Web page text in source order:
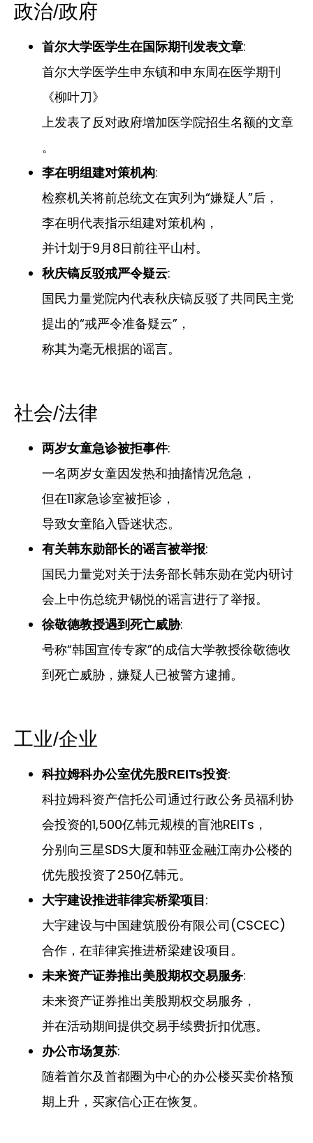
政治/政府
首尔大学医学生在国际期刊发表文章:
首尔大学医学生申东镇和申东周在医学期刊
《柳叶刀》
上发表了反对政府增加医学院招生名额的文章
。
李在明组建对策机构:
检察机关将前总统文在寅列为“嫌疑人”后，
李在明代表指示组建对策机构，
并计划于9月8日前往平山村。
秋庆镐反驳戒严令疑云:
国民力量党院内代表秋庆镐反驳了共同民主党
提出的“戒严令准备疑云”，
称其为毫无根据的谣言。
社会/法律
两岁女童急诊被拒事件:
一名两岁女童因发热和抽搐情况危急，
但在11家急诊室被拒诊，
导致女童陷入昏迷状态。
有关韩东勋部长的谣言被举报:
国民力量党对关于法务部长韩东勋在党内研讨
会上中伤总统尹锡悦的谣言进行了举报。
徐敬德教授遇到死亡威胁:
号称“韩国宣传专家”的成信大学教授徐敬德收
到死亡威胁，嫌疑人已被警方逮捕。
工业/企业
科拉姆科办公室优先股REITs投资:
科拉姆科资产信托公司通过行政公务员福利协
会投资的1,500亿韩元规模的盲池REITs，
分别向三星SDS大厦和韩亚金融江南办公楼的
优先股投资了250亿韩元。
大宇建设推进菲律宾桥梁项目 :
大宇建设与中国建筑股份有限公司(CSCEC)
合作，在菲律宾推进桥梁建设项目。
未来资产证券推出美股期权交易服务:
未来资产证券推出美股期权交易服务，
并在活动期间提供交易手续费折扣优惠。
办公市场复苏:
随着首尔及首都圈为中心的办公楼买卖价格预
期上升，买家信心正在恢复。